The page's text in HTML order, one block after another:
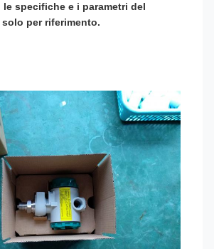
specifiche e i parametri del
per riferimento.